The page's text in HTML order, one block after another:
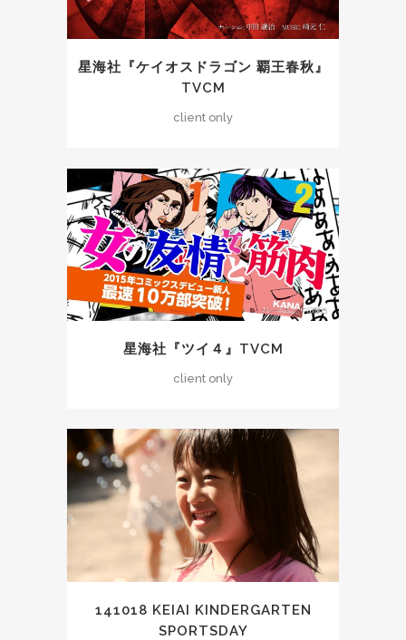
星海社『ケイオスドラゴン 覇王春秋』
TVCM
client only
星海社『ツイ４』TVCM
client only
141018 KEIAI KINDERGARTEN
SPORTSDAY